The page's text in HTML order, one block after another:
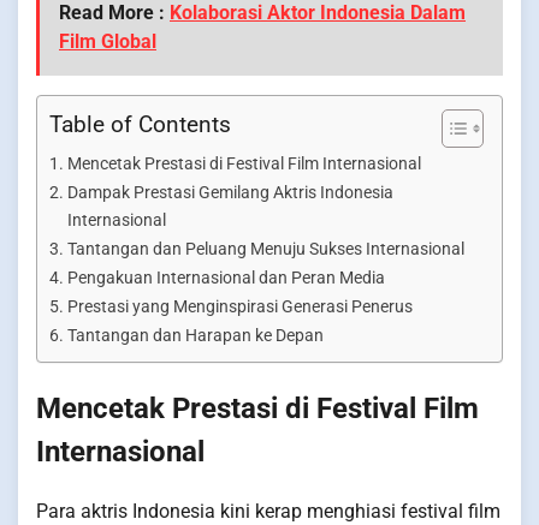
Read More : Kolaborasi Aktor Indonesia Dalam
Film Global
Table of Contents
Mencetak Prestasi di Festival Film Internasional
Dampak Prestasi Gemilang Aktris Indonesia
Internasional
Tantangan dan Peluang Menuju Sukses Internasional
Pengakuan Internasional dan Peran Media
Prestasi yang Menginspirasi Generasi Penerus
Tantangan dan Harapan ke Depan
Mencetak Prestasi di Festival Film
Internasional
Para aktris Indonesia kini kerap menghiasi festival film